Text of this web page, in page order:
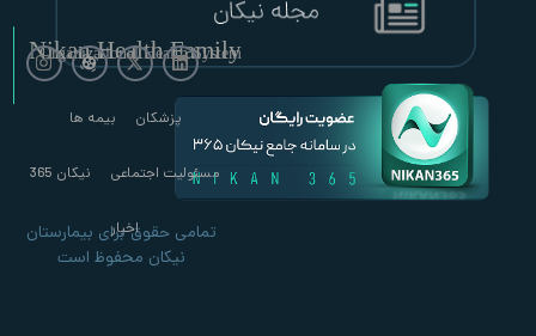
Nikan Health Family
Organizational Health System
پزشکان بیمه ها
مسئولیت اجتماعی نیکان 365
تمامی حقوق برای بیمارستان